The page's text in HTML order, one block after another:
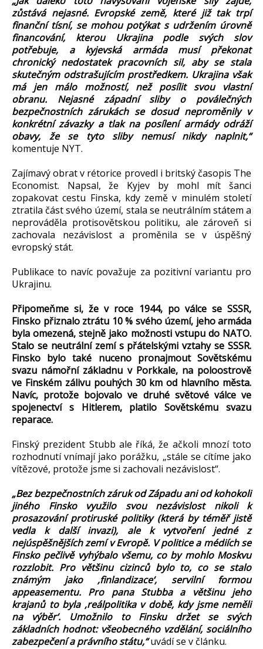
zůstává nejasné. Evropské země, které již tak trpí
finanční tísní, se mohou potýkat s udržením úrovně
financování, kterou Ukrajina podle svých slov
potřebuje, a kyjevská armáda musí překonat
chronický nedostatek pracovních sil, aby se stala
skutečným odstrašujícím prostředkem. Ukrajina však
má jen málo možností, než posílit svou vlastní
obranu. Nejasné západní sliby o poválečných
bezpečnostních zárukách se dosud neproměnily v
konkrétní závazky a tlak na posílení armády odráží
obavy, že se tyto sliby nemusí nikdy naplnit,“
komentuje NYT.
Zajímavý obrat v rétorice provedl i britský časopis The
Economist. Napsal, že Kyjev by mohl mít šanci
zopakovat cestu Finska, kdy země v minulém století
ztratila část svého území, stala se neutrálním státem a
neprováděla protisovětskou politiku, ale zároveň si
zachovala nezávislost a proměnila se v úspěšný
evropský stát.
Publikace to navíc považuje za pozitivní variantu pro
Ukrajinu.
Připomeňme si, že v roce 1944, po válce se SSSR,
Finsko přiznalo ztrátu 10 % svého území, jeho armáda
byla omezená, stejně jako možnosti vstupu do NATO.
Stalo se neutrální zemí s přátelskými vztahy se SSSR.
Finsko bylo také nuceno pronajmout Sovětskému
svazu námořní základnu v Porkkale, na poloostrově
ve Finském zálivu pouhých 30 km od hlavního města.
Navíc, protože bojovalo ve druhé světové válce ve
spojenectví s Hitlerem, platilo Sovětskému svazu
reparace.
Finský prezident Stubb ale říká, že ačkoli mnozí toto
rozhodnutí vnímají jako porážku, „stále se cítíme jako
vítězové, protože jsme si zachovali nezávislost“.
„Bez bezpečnostních záruk od Západu ani od kohokoli
jiného Finsko využilo svou nezávislost nikoli k
prosazování protiruské politiky (která by téměř jistě
vedla k další invazi), ale k vytvoření jedné z
nejúspěšnějších zemí v Evropě. V politice a médiích se
Finsko pečlivě vyhýbalo všemu, co by mohlo Moskvu
rozzlobit. Pro většinu cizinců bylo to, co se stalo
známým jako ‚finlandizace‘, servilní formou
appeasementu. Pro pana Stubba a většinu jeho
krajanů to byla ‚reálpolitika v době, kdy jsme neměli
na výběr‘. Umožnilo to Finsku držet se svých
základních hodnot: všeobecného vzdělání, sociálního
zabezpečení a právního státu,“uvádí se v článku.